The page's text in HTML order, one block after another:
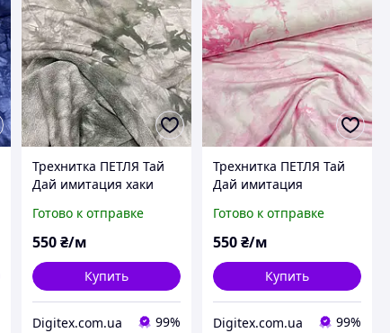
Трехнитка ПЕТЛЯ Тай
Дай имитация хаки
хлопок для толстовок
спортивных костюмов
Готово к отправке
550 ₴/м
Купить
Digitex.com.ua 99%
Трехнитка ПЕТЛЯ Тай
Дай имитация
хлопок для толстовок
спортивных костюмов
Готово к отправке
550₴/м
Купить
Digitex.com.ua 99%